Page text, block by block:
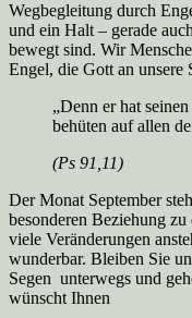
Wegbegleitung durch
und ein Halt – gerade
bewegt sind. Wir
Engel, die Gott an unsere
„Denn er hat
behüten auf allen
(Ps 91,11)
Der Monat September
besonderen Beziehung
viele Veränderungen
wunderbar. Bleiben Sie
Segen unterwegs und
wünscht Ihnen